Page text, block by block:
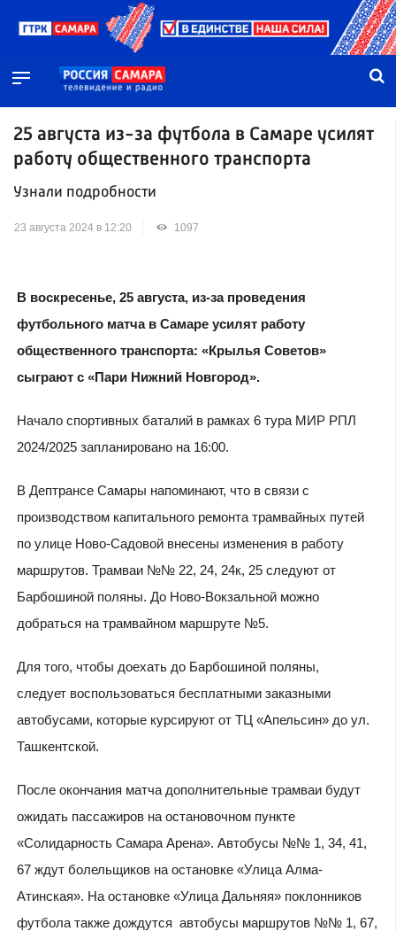
25 августа из-за футбола в Самаре усилят
работу общественного транспорта
Узнали подробности
23 августа 2024 в 12:20 1097
В воскресенье, 25 августа, из-за проведения
футбольного матча в Самаре усилят работу
общественного транспорта: «Крылья Советов»
сыграют с «Пари Нижний Новгород».
Начало спортивных баталий в рамках 6 тура МИР РПЛ
2024/2025 запланировано на 16:00.
В Дептрансе Самары напоминают, что в связи с
производством капитального ремонта трамвайных путей
по улице Ново-Садовой внесены изменения в работу
маршрутов. Трамваи №№ 22, 24, 24к, 25 следуют от
Барбошиной поляны. До Ново-Вокзальной можно
добраться на трамвайном маршруте №5.
Для того, чтобы доехать до Барбошиной поляны,
следует воспользоваться бесплатными заказными
автобусами, которые курсируют от ТЦ «Апельсин» до ул.
Ташкентской.
После окончания матча дополнительные трамваи будут
ожидать пассажиров на остановочном пункте
«Солидарность Самара Арена». Автобусы №№ 1, 34, 41,
67 ждут болельщиков на остановке «Улица Алма-
Атинская». На остановке «Улица Дальняя» поклонников
футбола также дождутся автобусы маршрутов №№ 1, 67,